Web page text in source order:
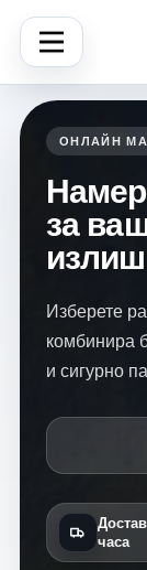
ОНЛАЙН
за
Изберете
комбинира
и сигурно
часа